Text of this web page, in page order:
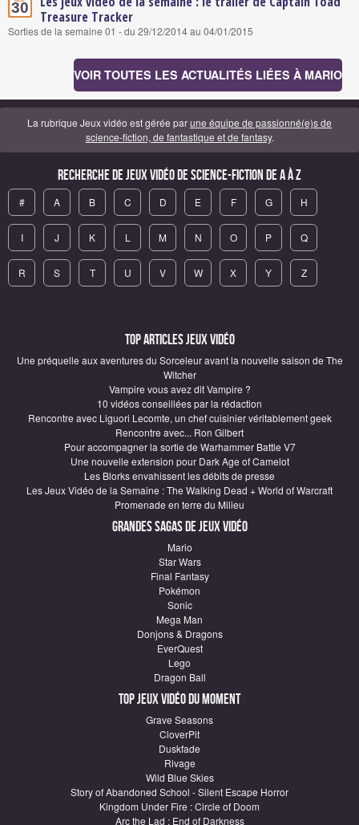
30
Treasure Tracker
Sorties de la semaine 01 - du 29/12/2014 au 04/01/2015
VOIR TOUTES LES ACTUALITÉS LIÉES À MARIO
La rubrique Jeux vidéo est gérée parune équipe de passionné(e)s de
science-fiction, de fantastique et de fantasy.
Recherche de Jeux vidéo de science-fiction de A à Z
# A B C D E F G H
I J K L M N O P Q
R S T U V W X Y Z
Top articles Jeux vidéo
Une préquelle aux aventures du Sorceleur avant la nouvelle saison de The
Witcher
Vampire vous avez dit Vampire ?
10 vidéos conseillées par la rédaction
Rencontre avec Liguori Lecomte, un chef cuisinier véritablement geek
Rencontre avec... Ron Gilbert
Pour accompagner la sortie de Warhammer Battle V7
Une nouvelle extension pour Dark Age of Camelot
Les Blorks envahissent les débits de presse
Les Jeux Vidéo de la Semaine : The Walking Dead + World of Warcraft
Promenade en terre du Milieu
Grandes sagas de Jeux vidéo
Mario
Star Wars
Final Fantasy
Pokémon
Sonic
Mega Man
Donjons & Dragons
EverQuest
Lego
Dragon Ball
Top Jeux vidéo du moment
Grave Seasons
CloverPit
Duskfade
Rivage
Wild Blue Skies
Story of Abandoned School - Silent Escape Horror
Kingdom Under Fire : Circle of Doom
Arc the Lad : End of Darkness